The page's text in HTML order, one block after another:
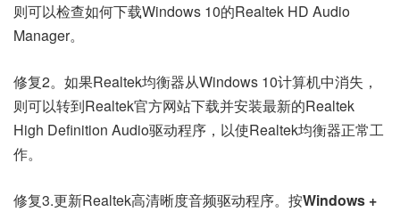
则可以检查如何下载Windows 10的Realtek HD Audio
Manager。
修复2。如果Realtek均衡器从Windows 10计算机中消失，
则可以转到Realtek官方网站下载并安装最新的Realtek
High Definition Audio驱动程序，以使Realtek均衡器正常工
作。
修复3.更新Realtek高清晰度音频驱动程序。按Windows +